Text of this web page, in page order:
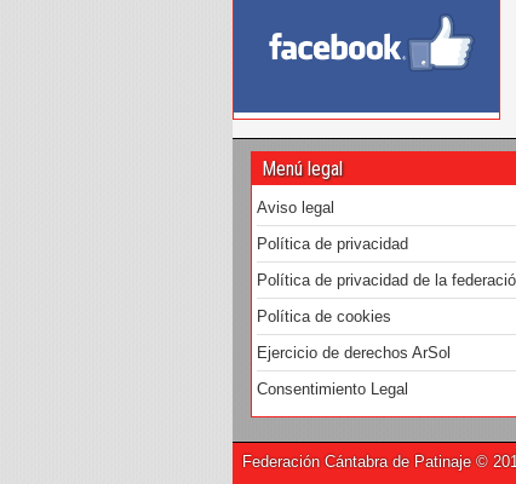
Menú legal
Aviso legal
Política de privacidad
Política de privacidad de la
Política de cookies
Ejercicio de derechos ArSol
Consentimiento Legal
Federación Cántabra de Patinaje ©